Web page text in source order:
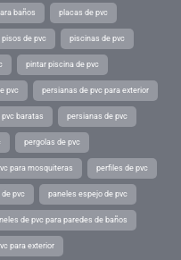
baños placas de pvc
pisos de pvc piscinas de pvc
pintar piscina de pvc
pvc persianas de pvc para exterior
baratas persianas de pvc
pergolas de pvc
para mosquiteras perfiles de pvc
de pvc paneles espejo de pvc
de pvc para paredes de baños
para exterior